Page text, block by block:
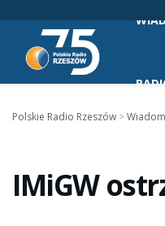
Polskie Radio Rzeszów >
IMiGW